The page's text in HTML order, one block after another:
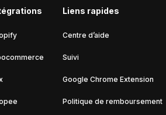
Liens rapides
Centre d’aide
Suivi
Google Chrome Extension
Politique de remboursement